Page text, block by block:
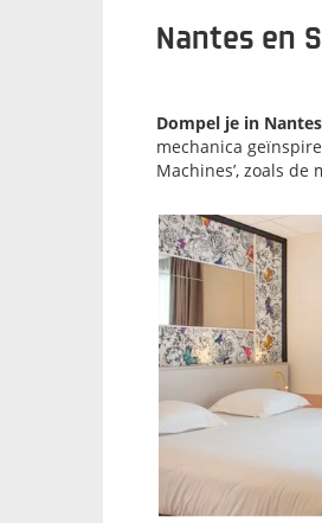
Nantes en
Dompel je in
mechanica
Machines’, zoals